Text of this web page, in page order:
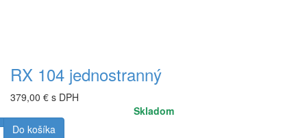
RX 104 jednostranný
379,00 € s DPH
Skladom
Do košíka